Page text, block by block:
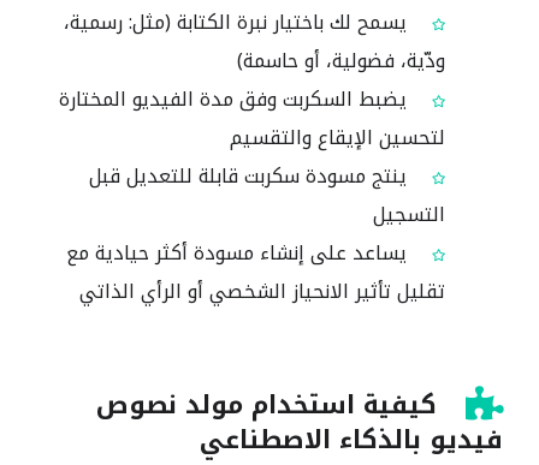
يسمح لك باختيار نبرة الكتابة (مثل: رسمية،
ودّية، فضولية، أو حاسمة)
يضبط السكربت وفق مدة الفيديو المختارة
لتحسين الإيقاع والتقسيم
ينتج مسودة سكربت قابلة للتعديل قبل
التسجيل
يساعد على إنشاء مسودة أكثر حيادية مع
تقليل تأثير الانحياز الشخصي أو الرأي الذاتي
كيفية استخدام مولد نصوص
فيديو بالذكاء الاصطناعي